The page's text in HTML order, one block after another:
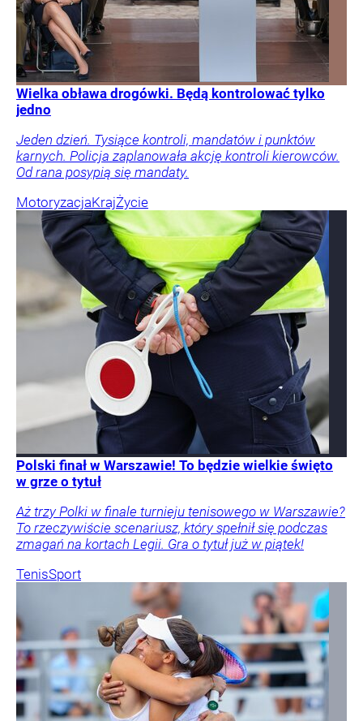
Wielka obława drogówki. Będą kontrolować tylko
jedno
Jeden dzień. Tysiące kontroli, mandatów i punktów
karnych. Policja zaplanowała akcję kontroli kierowców.
Od rana posypią się mandaty.
MotoryzacjaKrajŻycie
Polski finał w Warszawie! To będzie wielkie święto
w grze o tytuł
Aż trzy Polki w finale turnieju tenisowego w Warszawie?
To rzeczywiście scenariusz, który spełnił się podczas
zmagań na kortach Legii. Gra o tytuł już w piątek!
TenisSport